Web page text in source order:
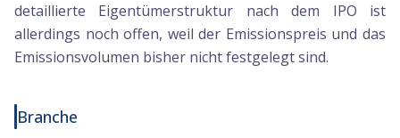
detaillierte Eigentümerstruktur nach dem IPO ist
allerdings noch offen, weil der Emissionspreis und das
Emissionsvolumen bisher nicht festgelegt sind.
Branche